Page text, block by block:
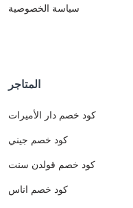
سياسة الخصوصية
المتاجر
كود خصم دار الأميرات
كود خصم جيني
كود خصم قولدن سنت
كود خصم اناس